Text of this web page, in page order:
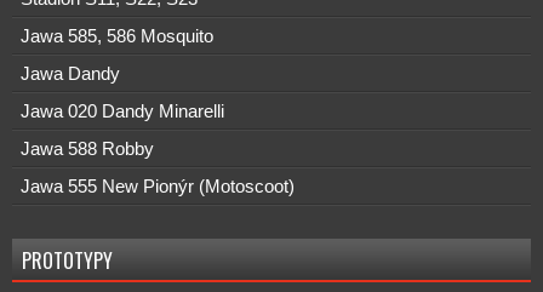
Jawa 585, 586 Mosquito
Jawa Dandy
Jawa 020 Dandy Minarelli
Jawa 588 Robby
Jawa 555 New Pionýr (Motoscoot)
PROTOTYPY